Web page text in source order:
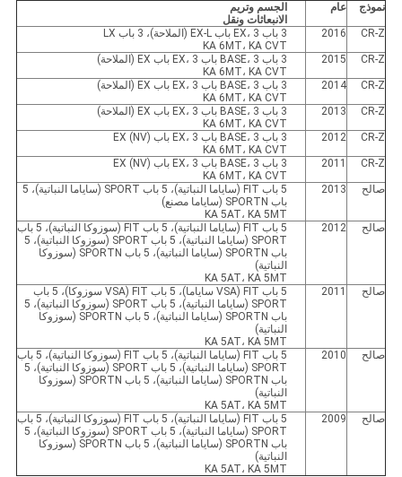
نموذج عام
الجسم وتريم
الانبعاثات ونقل
CR-Z
2016
3 باب EX، 3 باب EX-L (الملاحة)، 3 باب LX
KA 6MT، KA CVT
CR-Z
2015
3 باب BASE، 3 باب EX، 3 باب EX (الملاحة)
KA 6MT، KA CVT
CR-Z
2014
3 باب BASE، 3 باب EX، 3 باب EX (الملاحة)
KA 6MT، KA CVT
CR-Z
2013
3 باب BASE، 3 باب EX، 3 باب EX (الملاحة)
KA 6MT، KA CVT
CR-Z
2012
3 باب BASE، 3 باب EX، 3 باب EX (NV)
KA 6MT، KA CVT
CR-Z
2011
3 باب BASE، 3 باب EX، 3 باب EX (NV)
KA 6MT، KA CVT
صالح
2013
5 باب FIT (ساياما النباتية)، 5 باب SPORT (ساياما النباتية)، 5
باب SPORTN (ساياما مصنع)
KA 5AT، KA 5MT
صالح
2012
5 باب FIT (ساياما النباتية)، 5 باب FIT (سوزوكا النباتية)، 5 باب
SPORT (ساياما النباتية)، 5 باب SPORT (سوزوكا النباتية)، 5
باب SPORTN (ساياما النباتية)، 5 باب SPORTN (سوزوكا
النباتية)
KA 5AT، KA 5MT
صالح
2011
5 باب FIT (VSA ساياما)، 5 باب FIT (VSA سوزوكا)، 5 باب
SPORT (ساياما النباتية)، 5 باب SPORT (سوزوكا النباتية)، 5
باب SPORTN (ساياما النباتية)، 5 باب SPORTN (سوزوكا
النباتية)
KA 5AT، KA 5MT
صالح
2010
5 باب FIT (ساياما النباتية)، 5 باب FIT (سوزوكا النباتية)، 5 باب
SPORT (ساياما النباتية)، 5 باب SPORT (سوزوكا النباتية)، 5
باب SPORTN (ساياما النباتية)، 5 باب SPORTN (سوزوكا
النباتية)
KA 5AT، KA 5MT
صالح
2009
5 باب FIT (ساياما النباتية)، 5 باب FIT (سوزوكا النباتية)، 5 باب
SPORT (ساياما النباتية)، 5 باب SPORT (سوزوكا النباتية)، 5
باب SPORTN (ساياما النباتية)، 5 باب SPORTN (سوزوكا
النباتية)
KA 5AT، KA 5MT